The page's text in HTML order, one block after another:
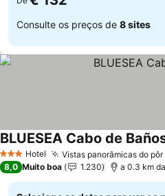
Consulte os preços de 8 sites
3 EstrelasHotel Vistas panorâmicas do
BLUESEA Cabo de
8,0 Muito boa 1.230 a 0.3 km